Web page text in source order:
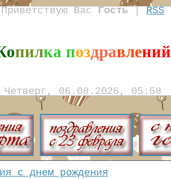
Приветствую Вас Гость|RSS
пилка поздравлений
Четверг, 06.08.2026, 05:58
с днем рождения